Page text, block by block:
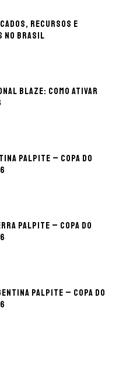
recursos e
no Brasil
Blaze: como ativar
palpite – Copa do
palpite – Copa do
palpite – Copa do